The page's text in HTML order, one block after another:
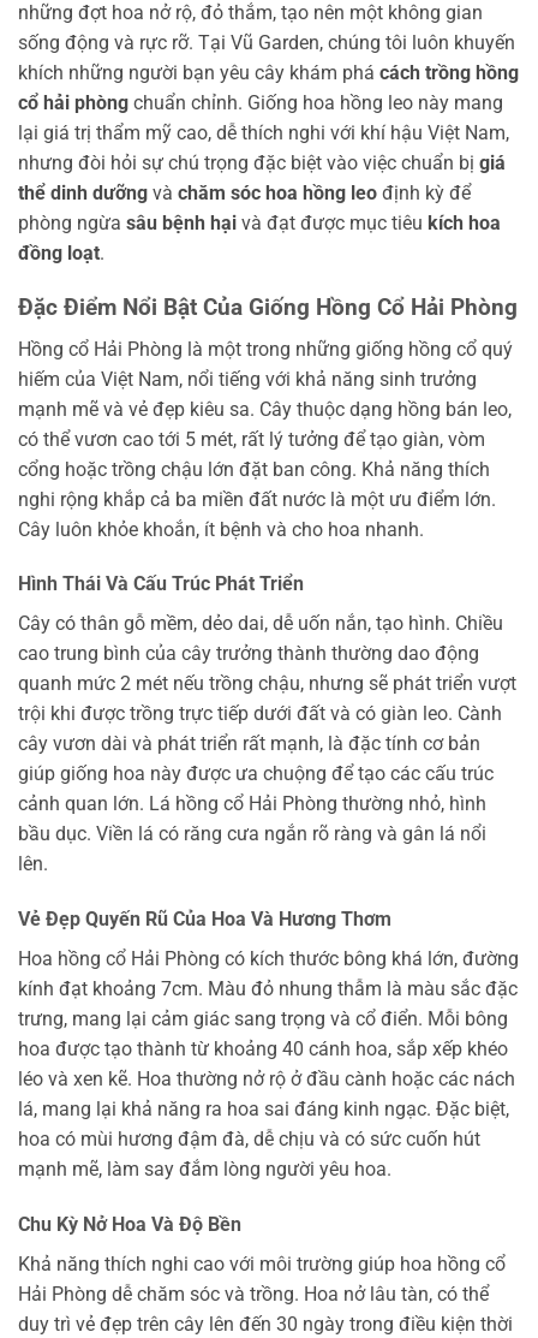
những đợt hoa nở rộ, đỏ thắm, tạo nên một không gian
sống động và rực rỡ. Tại Vũ Garden, chúng tôi luôn khuyến
khích những người bạn yêu cây khám phá cách trồng hồng
cổ hải phòng chuẩn chỉnh. Giống hoa hồng leo này mang
lại giá trị thẩm mỹ cao, dễ thích nghi với khí hậu Việt Nam,
nhưng đòi hỏi sự chú trọng đặc biệt vào việc chuẩn bị giá
thể dinh dưỡng và chăm sóc hoa hồng leo định kỳ để
phòng ngừa sâu bệnh hại và đạt được mục tiêu kích hoa
đồng loạt.
Đặc Điểm Nổi Bật Của Giống Hồng Cổ Hải Phòng
Hồng cổ Hải Phòng là một trong những giống hồng cổ quý
hiếm của Việt Nam, nổi tiếng với khả năng sinh trưởng
mạnh mẽ và vẻ đẹp kiêu sa. Cây thuộc dạng hồng bán leo,
có thể vươn cao tới 5 mét, rất lý tưởng để tạo giàn, vòm
cổng hoặc trồng chậu lớn đặt ban công. Khả năng thích
nghi rộng khắp cả ba miền đất nước là một ưu điểm lớn.
Cây luôn khỏe khoắn, ít bệnh và cho hoa nhanh.
Hình Thái Và Cấu Trúc Phát Triển
Cây có thân gỗ mềm, dẻo dai, dễ uốn nắn, tạo hình. Chiều
cao trung bình của cây trưởng thành thường dao động
quanh mức 2 mét nếu trồng chậu, nhưng sẽ phát triển vượt
trội khi được trồng trực tiếp dưới đất và có giàn leo. Cành
cây vươn dài và phát triển rất mạnh, là đặc tính cơ bản
giúp giống hoa này được ưa chuộng để tạo các cấu trúc
cảnh quan lớn. Lá hồng cổ Hải Phòng thường nhỏ, hình
bầu dục. Viền lá có răng cưa ngắn rõ ràng và gân lá nổi
lên.
Vẻ Đẹp Quyến Rũ Của Hoa Và Hương Thơm
Hoa hồng cổ Hải Phòng có kích thước bông khá lớn, đường
kính đạt khoảng 7cm. Màu đỏ nhung thẫm là màu sắc đặc
trưng, mang lại cảm giác sang trọng và cổ điển. Mỗi bông
hoa được tạo thành từ khoảng 40 cánh hoa, sắp xếp khéo
léo và xen kẽ. Hoa thường nở rộ ở đầu cành hoặc các nách
lá, mang lại khả năng ra hoa sai đáng kinh ngạc. Đặc biệt,
hoa có mùi hương đậm đà, dễ chịu và có sức cuốn hút
mạnh mẽ, làm say đắm lòng người yêu hoa.
Chu Kỳ Nở Hoa Và Độ Bền
Khả năng thích nghi cao với môi trường giúp hoa hồng cổ
Hải Phòng dễ chăm sóc và trồng. Hoa nở lâu tàn, có thể
duy trì vẻ đẹp trên cây lên đến 30 ngày trong điều kiện thời